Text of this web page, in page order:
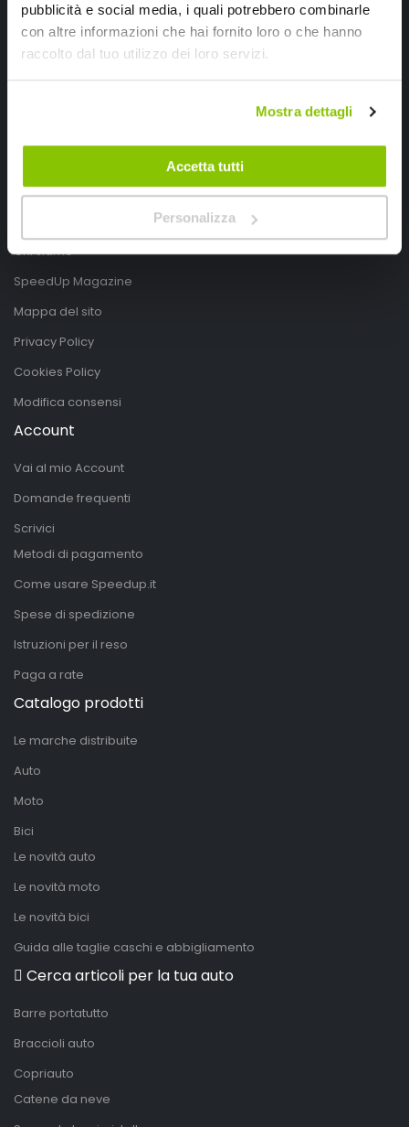
pubblicità e social media, i quali potrebbero combinarle
con altre informazioni che hai fornito loro o che hanno
raccolto dal tuo utilizzo dei loro servizi.
Mostra dettagli
Accetta tutti
Personalizza
SpeedUp.it
Speedup.it by Trio Group
Chi siamo
SpeedUp Magazine
Mappa del sito
Privacy Policy
Cookies Policy
Modifica consensi
Account
Vai al mio Account
Domande frequenti
Scrivici
Metodi di pagamento
Come usare Speedup.it
Spese di spedizione
Istruzioni per il reso
Paga a rate
Catalogo prodotti
Le marche distribuite
Auto
Moto
Bici
Le novità auto
Le novità moto
Le novità bici
Guida alle taglie caschi e abbigliamento
Cerca articoli per la tua auto
Barre portatutto
Braccioli auto
Copriauto
Catene da neve